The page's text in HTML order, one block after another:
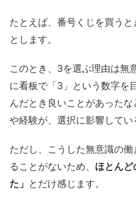
たとえば、番号くじを買うと
とします。
このとき、3を選ぶ理由は無
に看板で「3」という数字を
んだとき良いことがあった
や経験が、選択に影響してい
ただし、こうした無意識の
ることがないため、 ほとん
た」 とだけ感じます。